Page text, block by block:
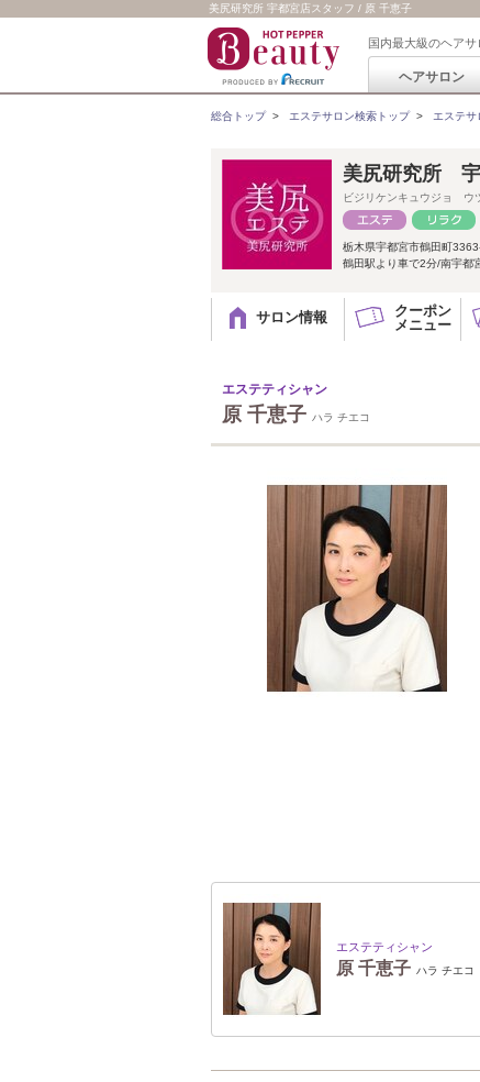
美尻研究所 宇都宮店スタッフ / 原 千恵子
国内最大級のヘア
ヘアサロン
総合トップ> エステサロン検索トップ> エステサ
美尻研究所
ビジリケンキュウジョ ウ
栃木県宇都宮市鶴田町
鶴田駅より車で2分/南宇都
サロン情報
クーポン
メニュー
エステティシャン
原 千恵子 ハラ チエコ
エステティシャン
原 千恵子 ハラ チエコ